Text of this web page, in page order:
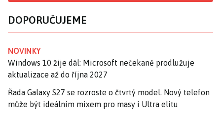
DOPORUČUJEME
NOVINKY
Windows 10 žije dál: Microsoft nečekaně prodlužuje
aktualizace až do října 2027
Řada Galaxy S27 se rozroste o čtvrtý model. Nový telefon
může být ideálním mixem pro masy i Ultra elitu